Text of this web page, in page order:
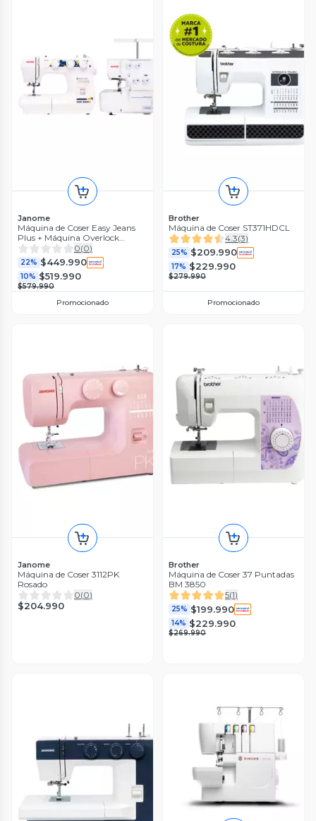
Janome
Máquina de Coser Easy Jeans
Plus + Máquina Overlock
8002D
0(0)
22% $449.990
10% $519.990
$579.990
Promocionado
Brother
Máquina de Coser ST371HDCL
4.3(3)
25% $209.990
17% $229.990
$279.990
Promocionado
Janome
Máquina de Coser 3112PK
Rosado
0(0)
$204.990
Brother
Máquina de Coser 37 Puntadas
BM 3850
5(1)
25% $199.990
14% $229.990
$269.990